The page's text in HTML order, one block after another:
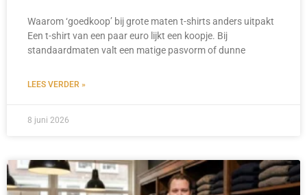
Waarom ‘goedkoop’ bij grote maten t-shirts anders uitpakt
Een t-shirt van een paar euro lijkt een koopje. Bij
standaardmaten valt een matige pasvorm of dunne
LEES VERDER »
8 juni 2026